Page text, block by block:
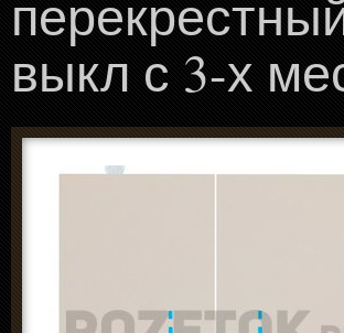
выкл с 3-х